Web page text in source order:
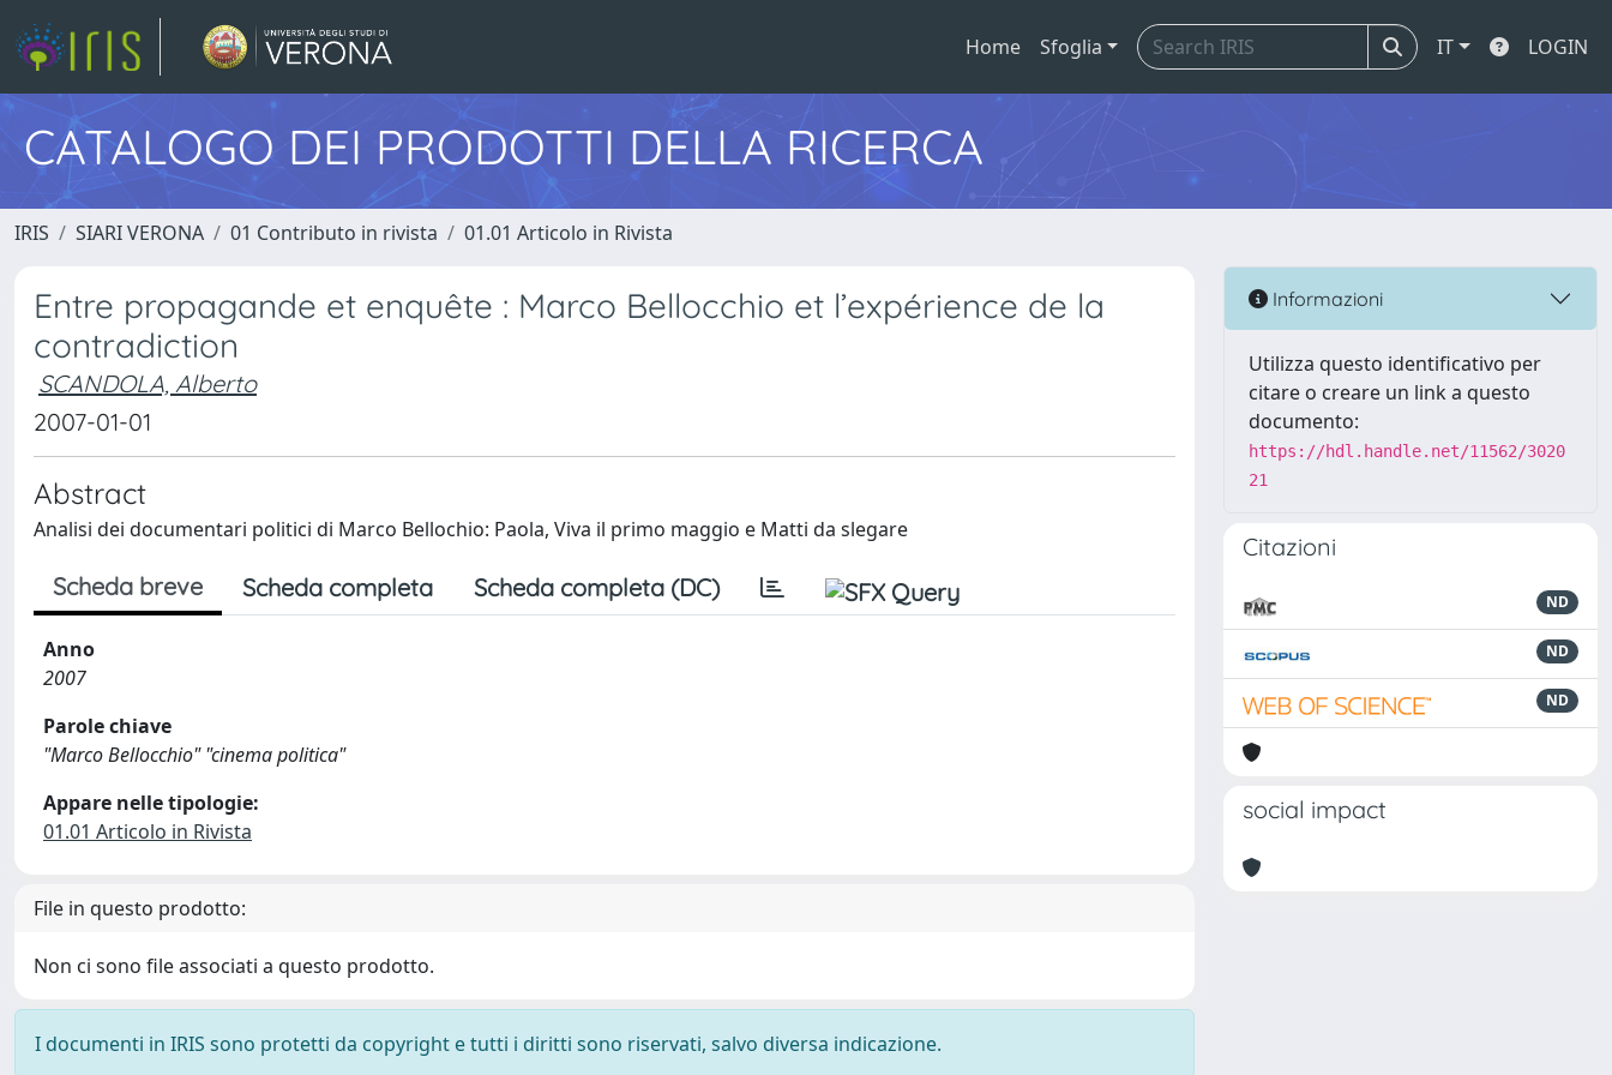
Home Sfoglia IT LOGIN
CATALOGO DEI PRODOTTI DELLA RICERCA
IRIS SIARI VERONA 01 Contributo in rivista 01.01 Articolo in Rivista
Entre propagande et enquête : Marco Bellocchio et l’expérience de la
contradiction
SCANDOLA, Alberto
2007-01-01
Abstract
Analisi dei documentari politici di Marco Bellochio: Paola, Viva il primo maggio e Matti da slegare
Scheda breve Scheda completa Scheda completa (DC)
Anno
2007
Parole chiave
"Marco Bellocchio" "cinema politica"
Appare nelle tipologie:
01.01 Articolo in Rivista
File in questo prodotto:
Non ci sono file associati a questo prodotto.
I documenti in IRIS sono protetti da copyright e tutti i diritti sono riservati, salvo diversa indicazione.
Informazioni
Utilizza questo identificativo per
citare o creare un link a questo
documento:
https://hdl.handle.net/11562/3020
21
Citazioni
ND
ND
ND
social impact